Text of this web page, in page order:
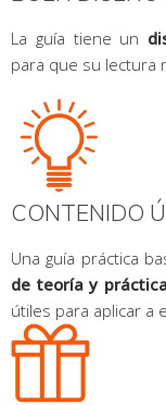
La guía tiene un
para que su lectura
CONTENIDO
Una guía práctica
de teoría y
útiles para aplicar a